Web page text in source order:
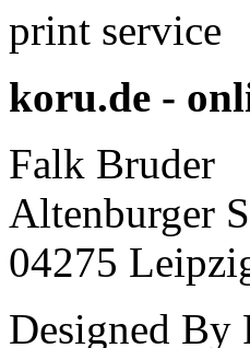
koru.de -
Falk Bruder
Altenburger
04275
Designed By